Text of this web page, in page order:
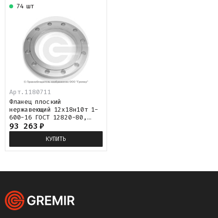
Арт. 1180711
74 шт
Фланец плоский
нержавеющий 12х18н10т 1-
600-16 ГОСТ 12820-80,
Ру-16, Ду-600
93 263 ₽
КУПИТЬ